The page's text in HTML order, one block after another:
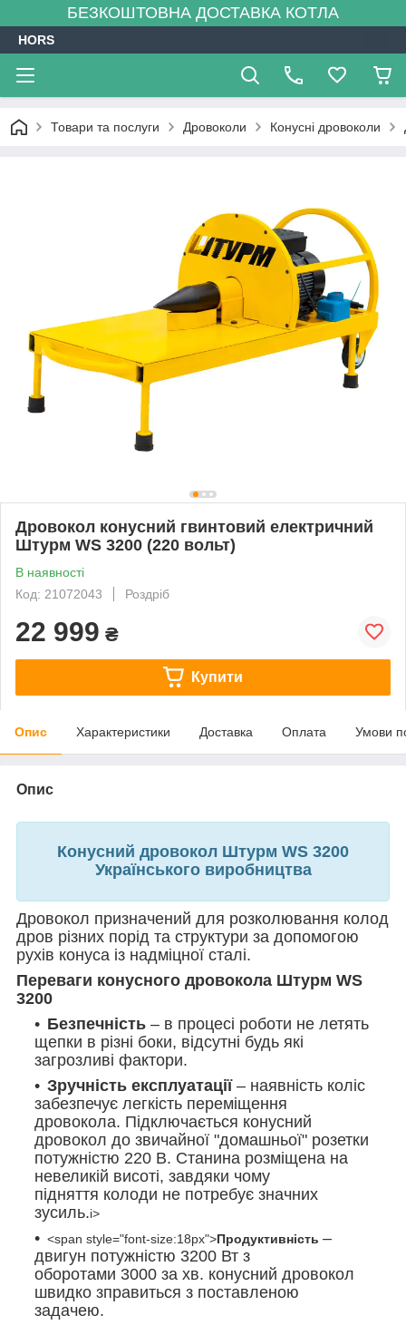
БЕЗКОШТОВНА ДОСТАВКА КОТЛА
HORS
Товари та послуги Дровоколи Конусні дровоколи
Дровокол конусний гвинтовий електричний
Штурм WS 3200 (220 вольт)
В наявності
Код: 21072043
Роздріб
22 999 ₴
Купити
Опис Характеристики Доставка Оплата Умови
Опис
Конусний дровокол Штурм WS 3200
Українського виробництва
Дровокол призначений для розколювання колод
дров різних порід та структури за допомогою
рухів конуса із надміцної сталі.
Переваги конусного дровокола Штурм WS
3200
Безпечність – в процесі роботи не летять
щепки в різні боки, відсутні будь які
загрозливі фактори.
Зручність експлуатації – наявність коліс
забезпечує легкість переміщення
дровокола. Підключається конусний
дровокол до звичайної "домашньої" розетки
потужністю 220 В. Станина розміщена на
невеликій висоті, завдяки чому
підняття колоди не потребує значних
зусиль.i>
<span style="font-size:18px">Продуктивність –
двигун потужністю 3200 Вт з
оборотами 3000 за хв. конусний дровокол
швидко зправиться з поставленою
задачею.